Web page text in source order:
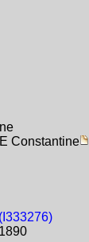
Constantine